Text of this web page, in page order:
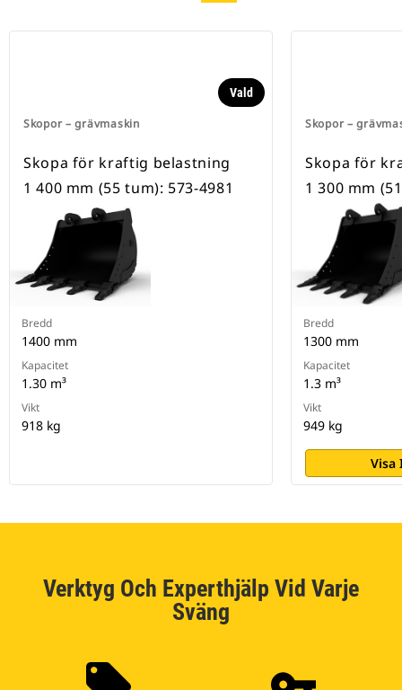
Skopor – grävmaskin
Vald
Skopa för kraftig belastning
1 400 mm (55 tum): 573-4981
Bredd
1400 mm
Kapacitet
1.30 m³
Vikt
918 kg
Skopor –
Skopa för
1 300 mm
Bredd
1300 mm
Kapacitet
1.3 m³
Vikt
949 kg
Visa
Verktyg Och Experthjälp Vid Varje
Sväng